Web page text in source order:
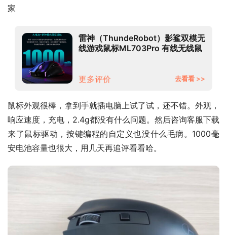
家
雷神（ThundeRobot）影鲨双模无
线游戏鼠标ML703Pro 有线无线鼠
更多评价
去看看 >>
鼠标外观很棒，拿到手就插电脑上试了试，还不错。外观，
响应速度，充电，2.4g都没有什么问题。然后咨询客服下载
来了鼠标驱动，按键编程的自定义也没什么毛病。1000毫
安电池容量也很大，用几天再追评看看哈。